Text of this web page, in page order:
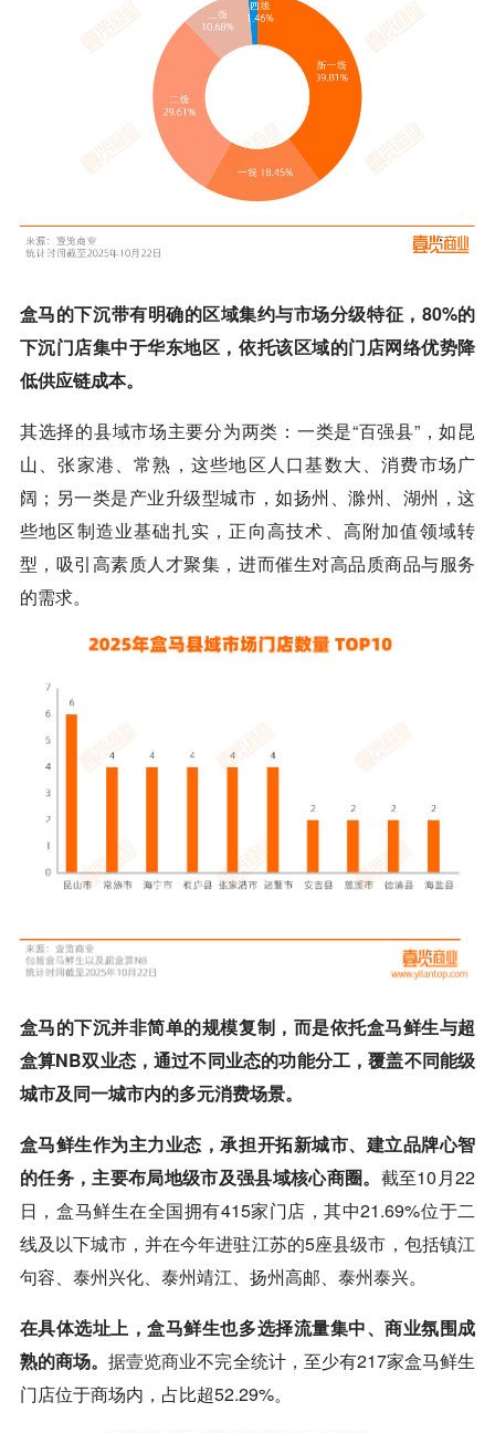
盒马的下沉带有明确的区域集约与市场分级特征，80%的
下沉门店集中于华东地区，依托该区域的门店网络优势降
低供应链成本。
其选择的县域市场主要分为两类：一类是“百强县”，如昆
山、张家港、常熟，这些地区人口基数大、消费市场广
阔；另一类是产业升级型城市，如扬州、滁州、湖州，这
些地区制造业基础扎实，正向高技术、高附加值领域转
型，吸引高素质人才聚集，进而催生对高品质商品与服务
的需求。
盒马的下沉并非简单的规模复制，而是依托盒马鲜生与超
盒算NB双业态，通过不同业态的功能分工，覆盖不同能级
城市及同一城市内的多元消费场景。
盒马鲜生作为主力业态，承担开拓新城市、建立品牌心智
的任务，主要布局地级市及强县域核心商圈。 截至10月22
日，盒马鲜生在全国拥有415家门店，其中21.69%位于二
线及以下城市，并在今年进驻江苏的5座县级市，包括镇江
句容、泰州兴化、泰州靖江、扬州高邮、泰州泰兴。
在具体选址上，盒马鲜生也多选择流量集中、商业氛围成
熟的商场。据壹览商业不完全统计，至少有217家盒马鲜生
门店位于商场内，占比超52.29%。